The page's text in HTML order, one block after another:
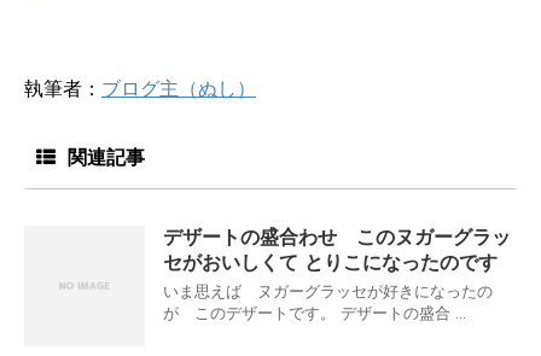
執筆者： ブログ主（ぬし）
関連記事
デザートの盛合わせ このヌガーグラッ
セがおいしくて とりこになったのです
いま思えば ヌガーグラッセが好きになったの
が このデザートです。 デザートの盛合 ...